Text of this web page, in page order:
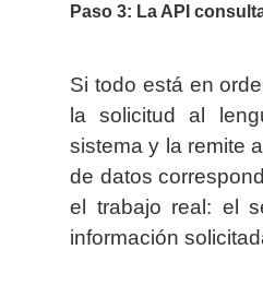
Paso 3: La API
Si todo está en
la solicitud al
sistema y la remite
de datos
el trabajo real: el
información